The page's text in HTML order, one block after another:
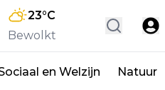
23°C
Bewolkt
en Welzijn Natuur